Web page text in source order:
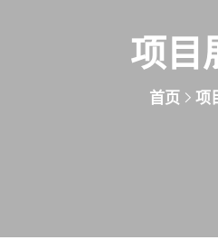
项目
首页 项